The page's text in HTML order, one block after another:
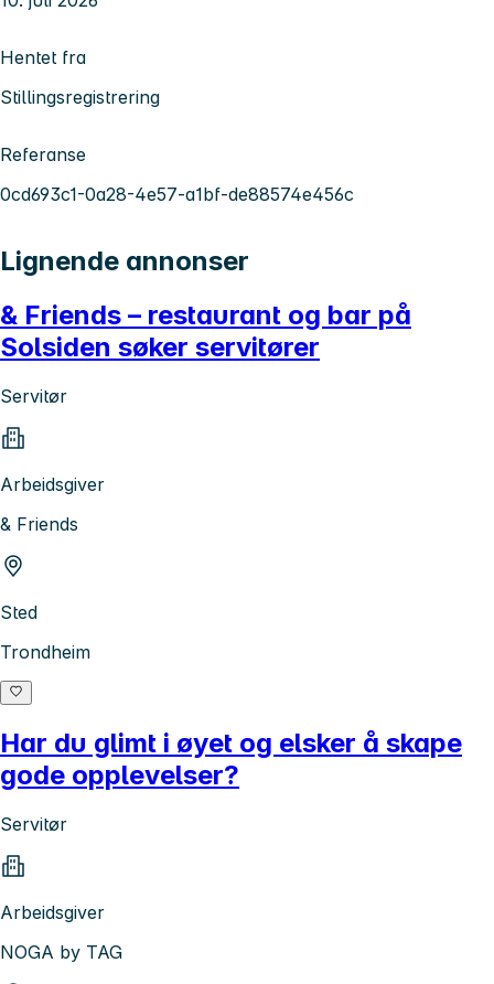
Hentet fra
Stillingsregistrering
Referanse
0cd693c1-0a28-4e57-a1bf-de88574e456c
Lignende annonser
& Friends – restaurant og bar på
Solsiden søker servitører
Servitør
Arbeidsgiver
& Friends
Sted
Trondheim
Har du glimt i øyet og elsker å skape
gode opplevelser?
Servitør
Arbeidsgiver
NOGA by TAG